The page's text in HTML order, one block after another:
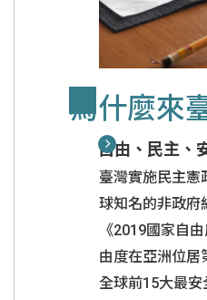
為什麼來
自由、民主、
臺灣實施民主憲
球知名的非政
《2019國家自
由度在亞洲位
全球前15大最